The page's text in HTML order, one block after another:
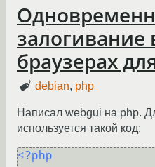
залогивание
браузерах
debian, php
Написал webgui на php.
используется такой код:
<?php